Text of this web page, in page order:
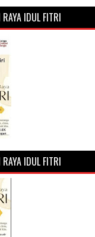
IDUL FITRI
IDUL FITRI